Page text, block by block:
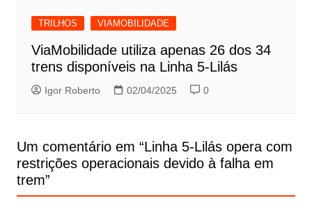
TRILHOS VIAMOBILIDADE
ViaMobilidade utiliza apenas 26 dos 34
trens disponíveis na Linha 5-Lilás
Igor Roberto 02/04/2025 0
Um comentário em “Linha 5-Lilás opera com
restrições operacionais devido à falha em
trem”